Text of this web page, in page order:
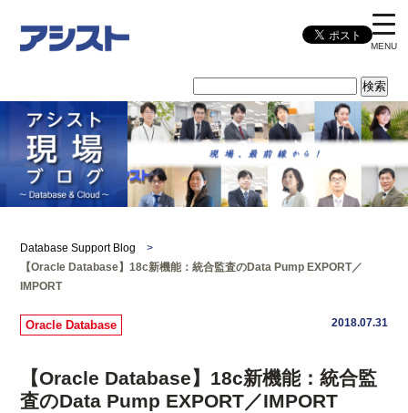
MENU
Database Support Blog
>
【Oracle Database】18c新機能：統合監査のData Pump EXPORT／
IMPORT
Oracle Database 2018.07.31
【Oracle Database】18c新機能：統合監
査のData Pump EXPORT／IMPORT